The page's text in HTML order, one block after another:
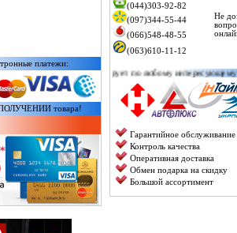
платежи:
товара!
(044)303-92-82
(097)344-55-44
(066)548-48-55
(063)610-11-12
Не
по любому интересующему Вас вопросу,
Гарантийное обслуживание
Контроль качества
Оперативная доставка
Обмен подарка на скидку
Большой ассортимент